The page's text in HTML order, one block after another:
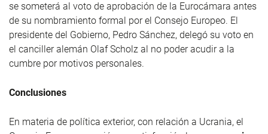
se someterá al voto de aprobación de la Eurocámara antes
de su nombramiento formal por el Consejo Europeo. El
presidente del Gobierno, Pedro Sánchez, delegó su voto en
el canciller alemán Olaf Scholz al no poder acudir a la
cumbre por motivos personales.
Conclusiones
En materia de política exterior, con relación a Ucrania, el